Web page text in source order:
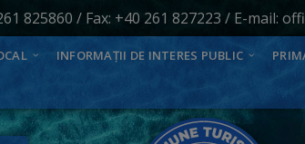
825860 / Fax: +40 261 827223 / E-mail:
INFORMAȚII DE INTERES PUBLIC